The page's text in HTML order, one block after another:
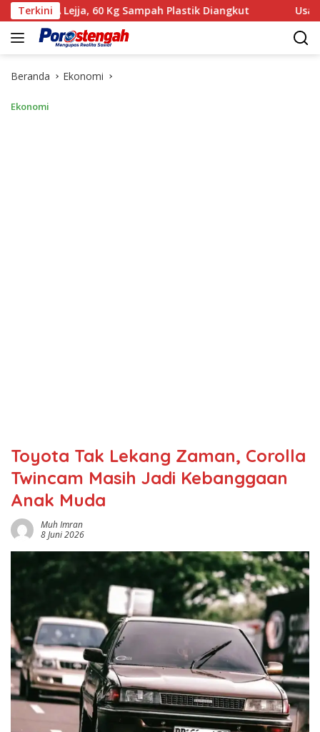
Langsung
ke
konten
Terkini
60 Kg Sampah Plastik Diangkut ‎Usai Gelar
Beranda Ekonomi
Ekonomi
Toyota Tak Lekang Zaman, Corolla
Twincam Masih Jadi Kebanggaan
Anak Muda
Muh Imran
8 Juni 2026